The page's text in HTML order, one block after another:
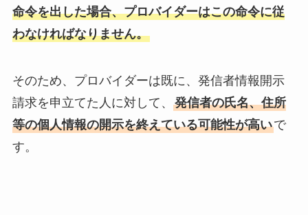
命令を出した場合、プロバイダーはこの命令に従
わなければなりません。
そのため、プロバイダーは既に、発信者情報開示
請求を申立てた人に対して、 発信者の氏名、住所
等の個人情報の開示を終えている可能性が高いで
す。